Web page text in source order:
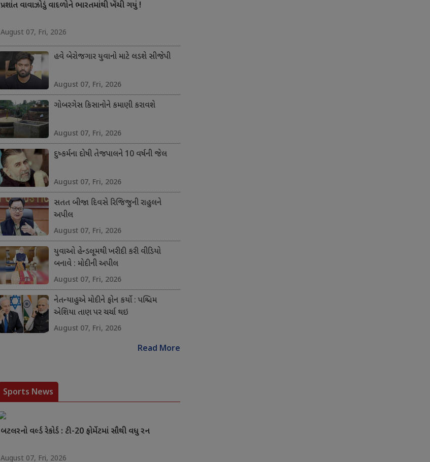
પ્રશાંત વાવાઝોડું વાદળોને ભારતમાંથી ખેંચી ગયું !
August 07, Fri, 2026
હવે બેરોજગાર યુવાનો માટે લડશે સીજેપી
August 07, Fri, 2026
ગોબરગેસ કિસાનોને કમાણી કરાવશે
August 07, Fri, 2026
દુષ્કર્મના દોષી તેજપાલને 10 વર્ષની જેલ
August 07, Fri, 2026
સતત બીજા દિવસે રિજિજુની રાહુલને
અપીલ
August 07, Fri, 2026
યુવાઓ હેન્ડલૂમથી ખરીદી કરી વીડિયો
બનાવે : મોદીની અપીલ
August 07, Fri, 2026
નેતન્યાહુએ મોદીને ફોન કર્યો : પશ્ચિમ
એશિયા તાણ પર ચર્ચા થઇ
August 07, Fri, 2026
Read More
Sports News
બટલરનો વર્લ્ડ રેકોર્ડ : ટી-20 ફોર્મેટમાં સૌથી વધુ રન
August 07, Fri, 2026